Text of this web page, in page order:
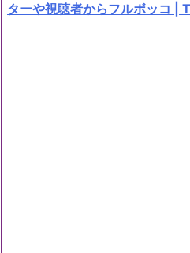
ターや視聴者からフルボッコ |